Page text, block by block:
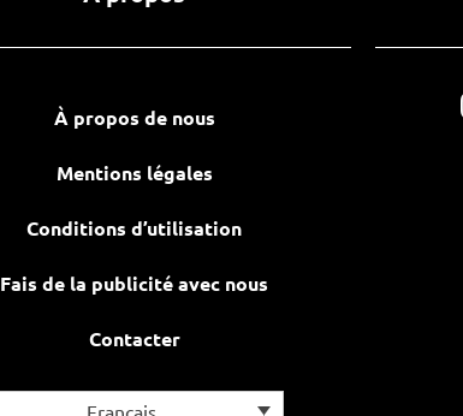
À propos de nous
Mentions légales
Conditions d’utilisation
Fais de la publicité avec nous
Contacter